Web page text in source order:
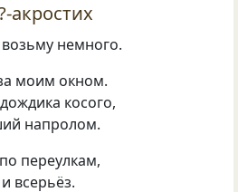
акростих
возьму немного.
моим окном.
косого,
напролом.
переулкам,
всерьёз.